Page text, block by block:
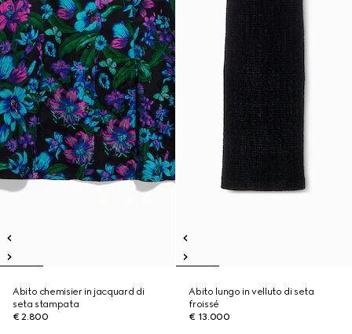
Abito chemisier in jacquard di
seta stampata
€ 2.800
Abito lungo in velluto di seta
froissé
€ 13.000